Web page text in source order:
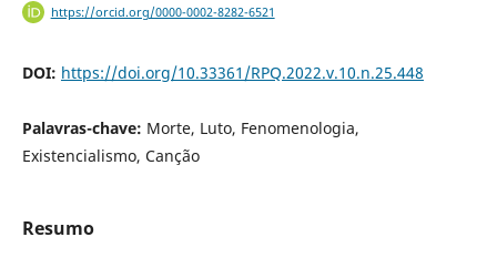
https://orcid.org/0000-0002-8282-6521
DOI: https://doi.org/10.33361/RPQ.2022.v.10.n.25.448
Palavras-chave: Morte, Luto, Fenomenologia,
Existencialismo, Canção
Resumo